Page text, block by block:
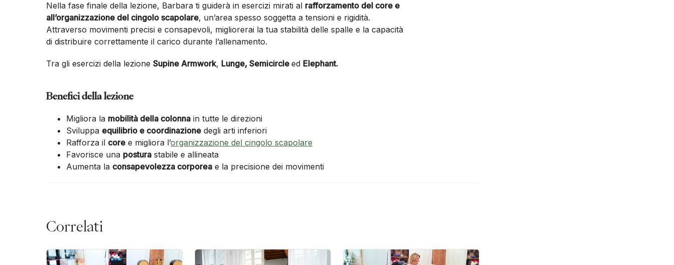
Nella fase finale della lezione, Barbara ti guiderà in esercizi mirati al rafforzamento del core e
all’organizzazione del cingolo scapolare, un’area spesso soggetta a tensioni e rigidità.
Attraverso movimenti precisi e consapevoli, migliorerai la tua stabilità delle spalle e la capacità
di distribuire correttamente il carico durante l’allenamento.
Tra gli esercizi della lezioneSupine Armwork, Lunge,Semicircleed Elephant.
Benefici della lezione
Migliora la mobilità della colonna in tutte le direzioni
Sviluppa equilibrio e coordinazione degli arti inferiori
Rafforza il core e migliora l’organizzazione del cingolo scapolare
Favorisce una postura stabile e allineata
Aumenta la consapevolezza corporea e la precisione dei movimenti
Correlati